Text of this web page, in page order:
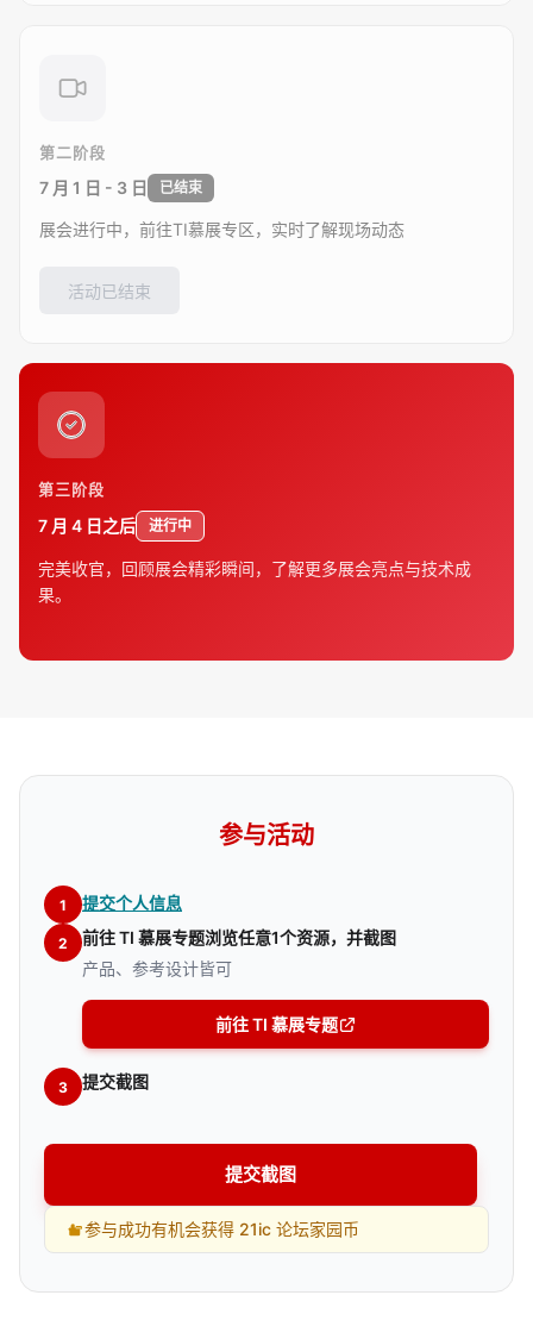
第二阶段
7 月 1 日 - 3 日 已结束
展会进行中，前往TI慕展专区，实时了解现场动态
活动已结束
第三阶段
7 月 4 日之后 进行中
完美收官，回顾展会精彩瞬间，了解更多展会亮点与技术成
果。
参与活动
1 提交个人信息
2
前往 TI 慕展专题浏览任意1个资源，并截图
产品、参考设计皆可
前往 TI 慕展专题
3 提交截图
提交截图
参与成功有机会获得 21ic 论坛家园币